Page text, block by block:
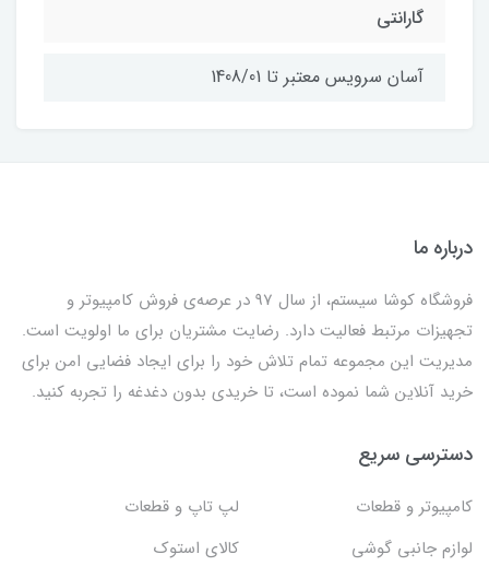
گارانتی
آسان سرویس معتبر تا 1408/01
درباره ما
فروشگاه کوشا سیستم، از سال 97 در عرصه‌ی فروش کامپیوتر و
تجهیزات مرتبط فعالیت دارد. رضایت مشتریان برای ما اولویت است.
مدیریت این مجموعه تمام تلاش خود را برای ایجاد فضایی امن برای
خرید آنلاین شما نموده است، تا خریدی بدون دغدغه را تجربه کنید.
دسترسی سریع
کامپیوتر و قطعات
لپ تاپ و قطعات
لوازم جانبی گوشی
کالای استوک